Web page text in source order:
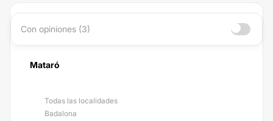
Con opiniones (3)
Mataró
Todas las localidades
Badalona